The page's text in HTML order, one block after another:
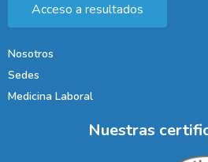
Acceso a resultados
Nosotros
Sedes
Medicina Laboral
Nuestras